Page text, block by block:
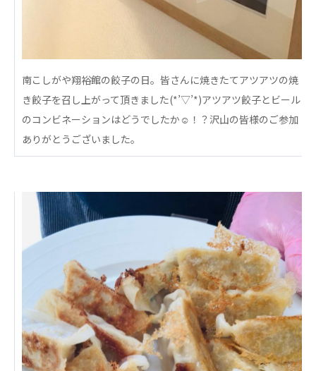
医療法人社団 美翔会
聖心美容クリニック
S-Labo（渋谷院）
医療法人社団 デンタルケアコミュニティ
フォレストデンタルクリニック
松園病院介護医療院
松園第二病院
複合ケアセンターまつぞの
医療法人社団 鴻愛会
こうのす共生病院
OKP with Life クリニック
こうのすナーシングホーム共生園
あげお共生の家
医療法人 京都翔医会
南こしがや翔裕館の餃子の日。皆さんに焼きたてアツアツの焼
き餃子を召し上がって頂きました(*’▽’*)アツアツ餃子とビール
のコンビネーションはどうでしたか☺️！？沢山の皆様のご参加
ありがとうございました。